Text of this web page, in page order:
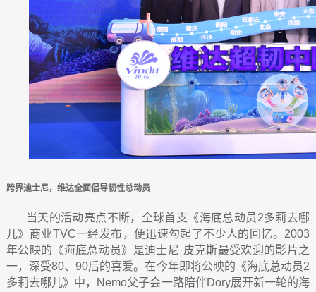
跨界迪士尼，维达全面倡导韧性总动员
当天的活动亮点不断，全球首支《海底总动员2多莉去哪
儿》商业TVC一经发布，便迅速勾起了不少人的回忆。 2003
年公映的《海底总动员》是迪士尼·皮克斯最受欢迎的影片之
一，深受80、90后的喜爱。在今年即将公映的《海底总动员2
多莉去哪儿》中， Nemo父子会一路陪伴Dory展开新一轮的海